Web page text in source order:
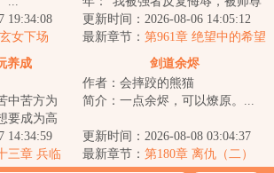
19:34:08
女下场
视为垃圾，我怎么可能不想报
仇？”老者摸了...
更新时间：2026-08-06 14:05:12
最新章节： 第961章 绝望中的希望
养成
中苦方为
要成为高
忍受得了
14:34:59
三章 兵临
剑道余烬
作者：会摔跤的熊猫
简介：一点余烬，可以燎原。...
更新时间：2026-08-08 03:04:37
最新章节： 第180章 离仇（二）